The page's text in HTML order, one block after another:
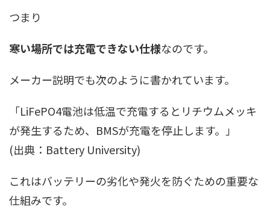
つまり
寒い場所では充電できない仕様なのです。
メーカー説明でも次のように書かれています。
「LiFePO4電池は低温で充電するとリチウムメッキ
が発生するため、BMSが充電を停止します。」
(出典：Battery University)
これはバッテリーの劣化や発火を防ぐための重要な
仕組みです。